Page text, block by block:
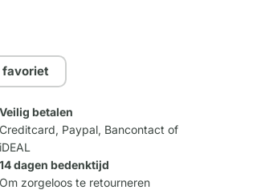
favoriet
Veilig betalen
Creditcard, Paypal, Bancontact of
iDEAL
14 dagen bedenktijd
Om zorgeloos te retourneren